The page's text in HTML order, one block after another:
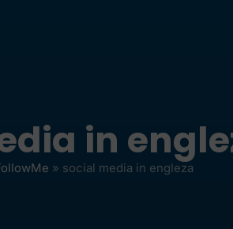
in
» social media in engleza